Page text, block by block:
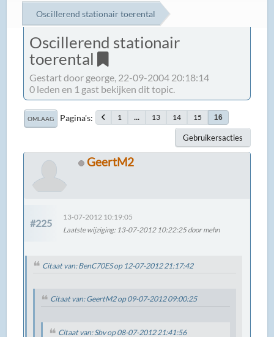
Oscillerend stationair toerental
Oscillerend stationair
toerental
Gestart door george, 22-09-2004 20:18:14
0 leden en 1 gast bekijken dit topic.
OMLAAG Pagina's 1 ... 13 14 15 16
Gebruikersacties
GeertM2
#225
13-07-2012 10:19:05
Laatste wijziging: 13-07-2012 10:22:25 door mehn
Citaat van: BenC70ES op 12-07-2012 21:17:42
Citaat van: GeertM2 op 09-07-2012 09:00:25
Citaat van: Sbv op 08-07-2012 21:41:56